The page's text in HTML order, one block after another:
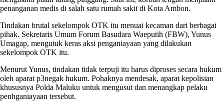
penanganan medis di salah satu rumah sakit di Kota Ambon.
Tindakan brutal sekelompok OTK itu menuai kecaman dari berbagai
pihak. Sekretaris Umum Forum Basudara Waeputih (FBW), Yunus
Umagap, mengutuk keras aksi penganiayaan yang dilakukan
sekelompok OTK itu.
Menurut Yunus, tindakan tidak terpuji itu harus diproses secara hukum
oleh aparat p3negak hukum. Pohaknya mendesak, aparat kepolisian
khususnya Polda Maluku untuk mengusut dan menangkap pelaku
penhganiayaan tersebut.